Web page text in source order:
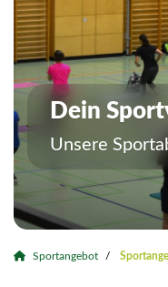
Dein
Unsere
Sportangebot